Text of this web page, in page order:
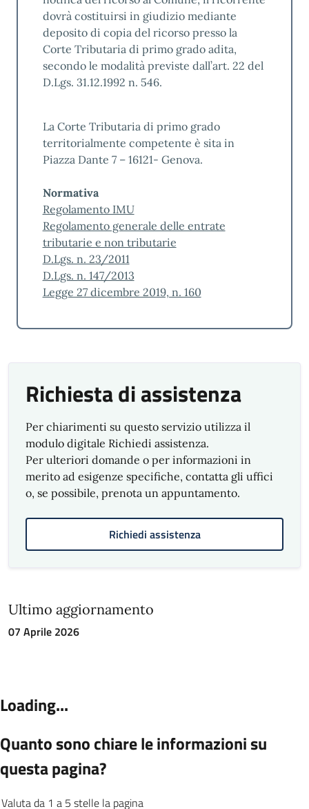
dovrà costituirsi in giudizio mediante
deposito di copia del ricorso presso la
Corte Tributaria di primo grado adita,
secondo le modalità previste dall’art. 22 del
D.Lgs. 31.12.1992 n. 546.
La Corte Tributaria di primo grado
territorialmente competente è sita in
Piazza Dante 7 – 16121- Genova.
Normativa
Regolamento IMU
Regolamento generale delle entrate
tributarie e non tributarie
D.Lgs. n. 23/2011
D.Lgs. n. 147/2013
Legge 27 dicembre 2019, n. 160
Richiesta di assistenza
Per chiarimenti su questo servizio utilizza il
modulo digitale Richiedi assistenza.
Per ulteriori domande o per informazioni in
merito ad esigenze specifiche, contatta gli uffici
o, se possibile, prenota un appuntamento.
Richiedi assistenza
Ultimo aggiornamento
07 Aprile 2026